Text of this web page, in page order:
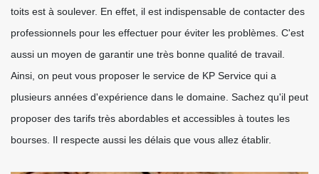
toits est à soulever. En effet, il est indispensable de contacter des
professionnels pour les effectuer pour éviter les problèmes. C'est
aussi un moyen de garantir une très bonne qualité de travail.
Ainsi, on peut vous proposer le service de KP Service qui a
plusieurs années d'expérience dans le domaine. Sachez qu'il peut
proposer des tarifs très abordables et accessibles à toutes les
bourses. Il respecte aussi les délais que vous allez établir.